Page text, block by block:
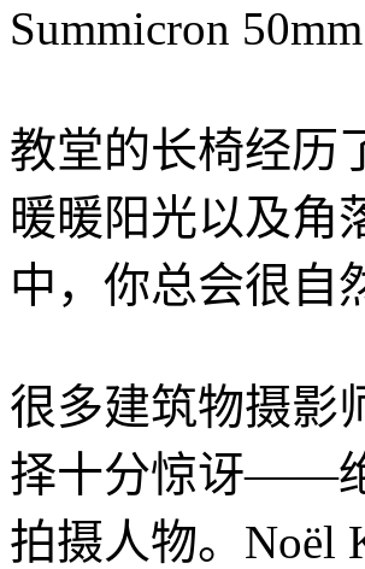
Summicron
教堂的长椅经历
暖暖阳光以及角
中，你总会很自
很多建筑物摄影
择十分惊讶——
拍摄人物。Noël